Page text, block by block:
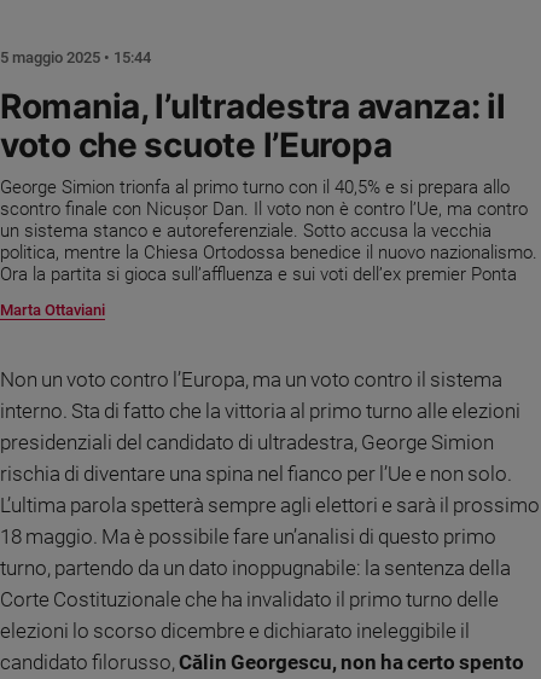
e
spiritualità
Devozione
e
fede
Parola
del
giorno
Società
e
valori
Creato
Volontariato
Diritti
Romania, l’ultradestra avanza: il
voto che scuote l’Europa
George Simion trionfa al primo turno con il 40,5% e si prepara allo
scontro finale con Nicușor Dan. Il voto non è contro l’Ue, ma contro
un sistema stanco e autoreferenziale. Sotto accusa la vecchia
politica, mentre la Chiesa Ortodossa benedice il nuovo nazionalismo.
Ora la partita si gioca sull’affluenza e sui voti dell’ex premier Ponta
Marta Ottaviani
5 maggio 2025 • 15:44
Non un voto contro l’Europa, ma un voto contro il sistema
interno. Sta di fatto che la vittoria al primo turno alle elezioni
presidenziali del candidato di ultradestra, George Simion
rischia di diventare una spina nel fianco per l’Ue e non solo.
L’ultima parola spetterà sempre agli elettori e sarà il prossimo
18 maggio. Ma è possibile fare un’analisi di questo primo
turno, partendo da un dato inoppugnabile: la sentenza della
Corte Costituzionale che ha invalidato il primo turno delle
elezioni lo scorso dicembre e dichiarato ineleggibile il
candidato filorusso,Călin Georgescu, non ha certo spento